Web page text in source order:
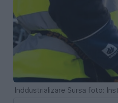
Inddustrializare Sursa foto: